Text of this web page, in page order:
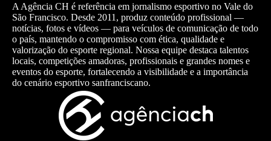
A Agência CH é referência em jornalismo esportivo no Vale do
São Francisco. Desde 2011, produz conteúdo profissional —
notícias, fotos e vídeos — para veículos de comunicação de todo
o país, mantendo o compromisso com ética, qualidade e
valorização do esporte regional. Nossa equipe destaca talentos
locais, competições amadoras, profissionais e grandes nomes e
eventos do esporte, fortalecendo a visibilidade e a importância
do cenário esportivo sanfranciscano.